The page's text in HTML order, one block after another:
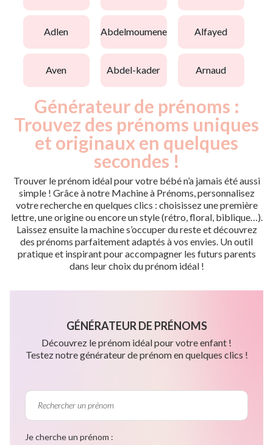
adlen abdelmoumene alfayed
aven abdel-kader arnaud
Générateur de prénoms :
Trouvez des prénoms uniques
et originaux en quelques
secondes !
Trouver le prénom idéal pour votre bébé n’a jamais été aussi
simple ! Grâce à notre Machine à Prénoms, personnalisez
votre recherche en quelques clics : choisissez une première
lettre, une origine ou encore un style (rétro, floral, biblique…).
Laissez ensuite la machine s’occuper du reste et découvrez
des prénoms parfaitement adaptés à vos envies. Un outil
pratique et inspirant pour accompagner les futurs parents
dans leur choix du prénom idéal !
GÉNÉRATEUR DE PRÉNOMS
Découvrez le prénom idéal pour votre enfant !
Testez notre générateur de prénom en quelques clics !
Je cherche un prénom :